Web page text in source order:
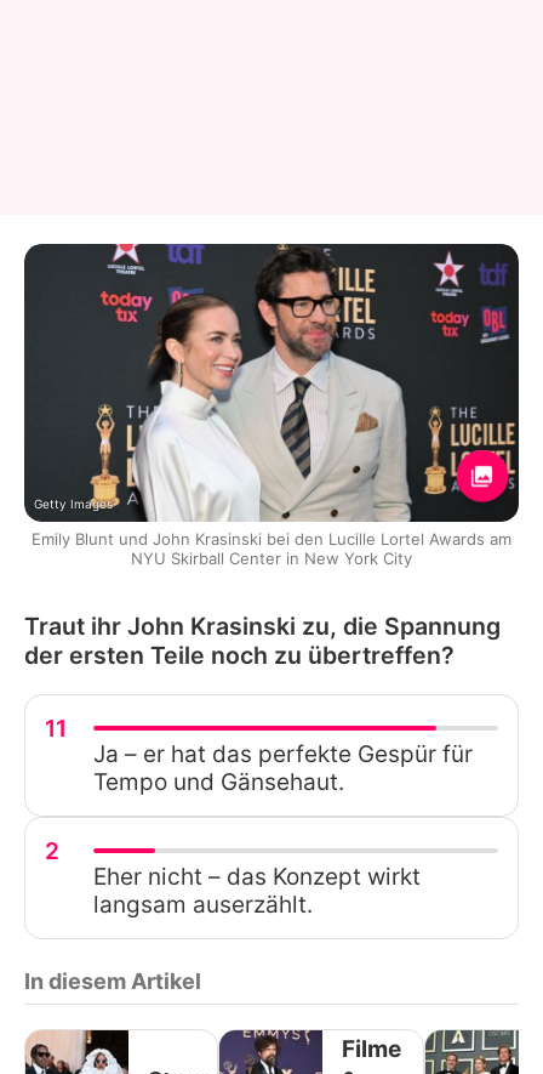
Getty Images
Emily Blunt und John Krasinski bei den Lucille Lortel Awards am
NYU Skirball Center in New York City
Traut ihr John Krasinski zu, die Spannung
der ersten Teile noch zu übertreffen?
11
Ja – er hat das perfekte Gespür für
Tempo und Gänsehaut.
2
Eher nicht – das Konzept wirkt
langsam auserzählt.
In diesem Artikel
Filme